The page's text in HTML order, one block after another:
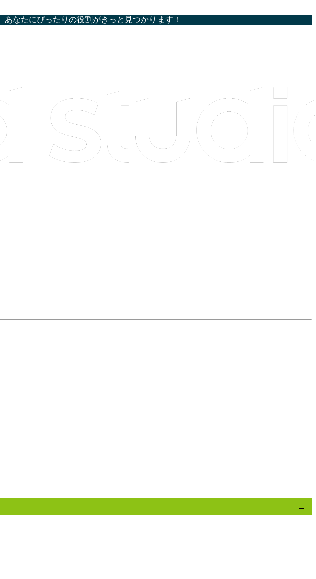
、あなたにぴったりの役割がきっと見つかります！